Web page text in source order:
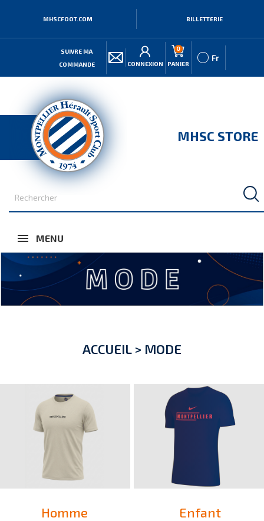
MHSCFOOT.COM BILLETTERIE
SUIVRE MA
COMMANDE
CONNEXION
0
PANIER
Fr
MHSC STORE
MENU
ACCUEIL > MODE
Homme Enfant